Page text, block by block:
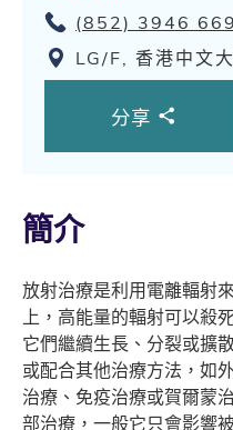
(852) 3946
LG/F, 香港中文
分享
簡介
放射治療是利用電離輻射
上，高能量的輻射可以殺
它們繼續生長、分裂或擴
或配合其他治療方法，如
治療、免疫治療或賀爾蒙
部治療，一般它只會影響